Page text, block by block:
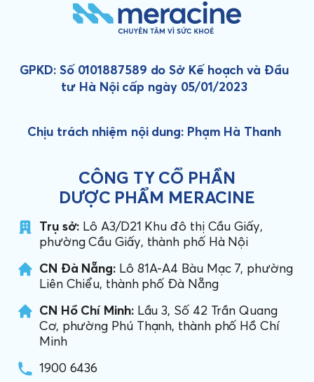
GPKD: Số 0101887589 do Sở Kế hoạch và Đầu
tư Hà Nội cấp ngày 05/01/2023
Chịu trách nhiệm nội dung: Phạm Hà Thanh
CÔNG TY CỔ PHẦN
DƯỢC PHẨM MERACINE
Trụ sở: Lô A3/D21 Khu đô thị Cầu Giấy,
phường Cầu Giấy, thành phố Hà Nội
CN Đà Nẵng: Lô 81A-A4 Bàu Mạc 7, phường
Liên Chiểu, thành phố Đà Nẵng
CN Hồ Chí Minh:Lầu 3, Số 42 Trần Quang
Cơ, phường Phú Thạnh, thành phố Hồ Chí
Minh
1900 6436